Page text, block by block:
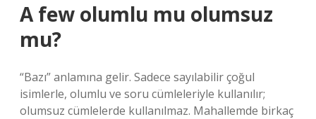
A few olumlu mu olumsuz
mu?
“Bazı” anlamına gelir. Sadece sayılabilir çoğul
isimlerle, olumlu ve soru cümleleriyle kullanılır;
olumsuz cümlelerde kullanılmaz. Mahallemde birkaç